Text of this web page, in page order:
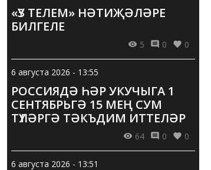
«ҮЗ ТЕЛЕМ» НӘТИҖӘЛӘРЕ
БИЛГЕЛЕ
5 0 0
6 августа 2026 - 13:55
РОССИЯДӘ ҺӘР УКУЧЫГА 1
СЕНТЯБРЬГӘ 15 МЕҢ СУМ
ТҮЛӘРГӘ ТӘКЪДИМ ИТТЕЛӘР
64 0 0
6 августа 2026 - 13:51